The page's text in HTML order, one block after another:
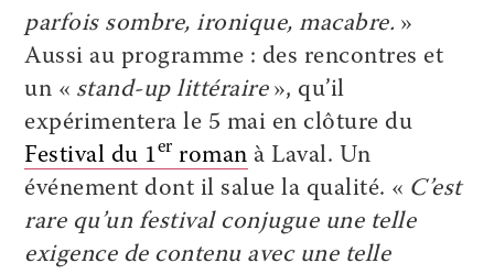
parfois sombre, ironique, macabre. »
Aussi au programme : des rencontres et
un « stand-up littéraire», qu’il
expérimentera le 5 mai en clôture du
Festival du 1er roman à Laval. Un
événement dont il salue la qualité. « C’est
rare qu’un festival conjugue une telle
exigence de contenu avec une telle